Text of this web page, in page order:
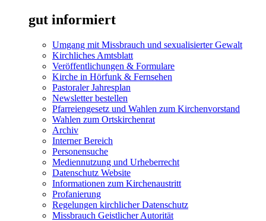
gut informiert
Umgang mit Missbrauch und sexualisierter Gewalt
Kirchliches Amtsblatt
Veröffentlichungen & Formulare
Kirche in Hörfunk & Fernsehen
Pastoraler Jahresplan
Newsletter bestellen
Pfarreiengesetz und Wahlen zum Kirchenvorstand
Wahlen zum Ortskirchenrat
Archiv
Interner Bereich
Personensuche
Mediennutzung und Urheberrecht
Datenschutz Website
Informationen zum Kirchenaustritt
Profanierung
Regelungen kirchlicher Datenschutz
Missbrauch Geistlicher Autorität